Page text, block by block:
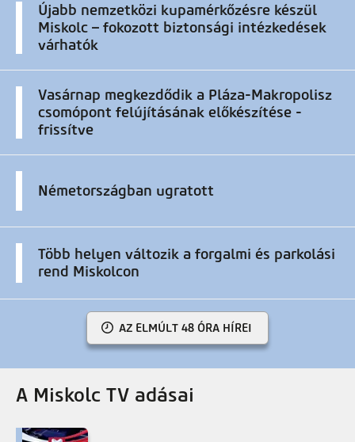
Újabb nemzetközi kupamérkőzésre készül
Miskolc – fokozott biztonsági intézkedések
várhatók
Vasárnap megkezdődik a Pláza-Makropolisz
csomópont felújításának előkészítése -
frissítve
Németországban ugratott
Több helyen változik a forgalmi és parkolási
rend Miskolcon
AZ ELMÚLT 48 ÓRA HÍREI
A Miskolc TV adásai